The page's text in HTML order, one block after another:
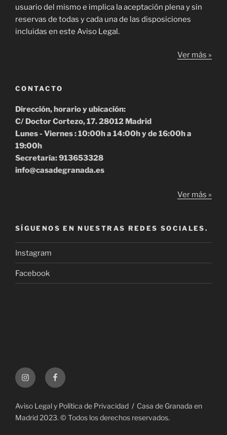
usuario del mismo e implica la aceptación plena y sin
reservas de todas y cada una de las disposiciones
incluidas en este Aviso Legal.
Ver más »
CONTACTO
Dirección, horario y ubicación:
C/ Doctor Cortezo, 17. 28012 Madrid
Lunes - Viernes : 10:00h a 14:00h y de 16:00h a
19:00h
Secretaría: 913653328
info@casadegranada.es
Ver más »
SÍGUENOS EN NUESTRAS REDES SOCIALES.
Instagram
Facebook
InstagramFacebook
Aviso Legal y Política de Privacidad
Casa de Granada en
Madrid 2023. © Todos los derechos reservados.